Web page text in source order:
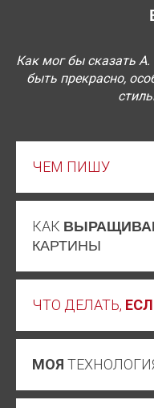
Как мог бы сказать
быть прекрасно,
ЧЕМ ПИШУ
КАК
КАРТИНЫ
ЧТО ДЕЛАТЬ,
МОЯ